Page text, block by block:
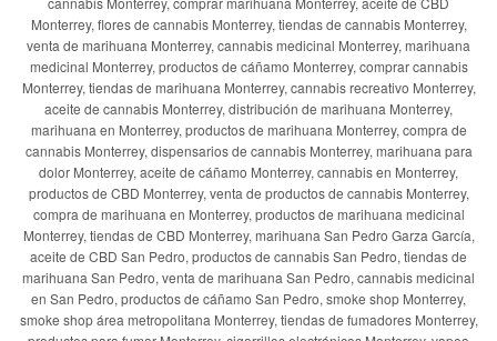
Monterrey, flores de cannabis Monterrey, tiendas de cannabis Monterrey,
venta de marihuana Monterrey, cannabis medicinal Monterrey, marihuana
medicinal Monterrey, productos de cáñamo Monterrey, comprar cannabis
Monterrey, tiendas de marihuana Monterrey, cannabis recreativo Monterrey,
aceite de cannabis Monterrey, distribución de marihuana Monterrey,
marihuana en Monterrey, productos de marihuana Monterrey, compra de
cannabis Monterrey, dispensarios de cannabis Monterrey, marihuana para
dolor Monterrey, aceite de cáñamo Monterrey, cannabis en Monterrey,
productos de CBD Monterrey, venta de productos de cannabis Monterrey,
compra de marihuana en Monterrey, productos de marihuana medicinal
Monterrey, tiendas de CBD Monterrey, marihuana San Pedro Garza García,
aceite de CBD San Pedro, productos de cannabis San Pedro, tiendas de
marihuana San Pedro, venta de marihuana San Pedro, cannabis medicinal
en San Pedro, productos de cáñamo San Pedro, smoke shop Monterrey,
smoke shop área metropolitana Monterrey, tiendas de fumadores Monterrey,